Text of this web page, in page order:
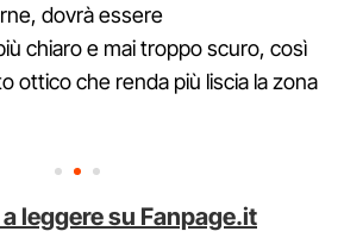
dovrà essere
chiaro e mai troppo scuro, così
ottico che renda più liscia la zona
leggere su Fanpage.it